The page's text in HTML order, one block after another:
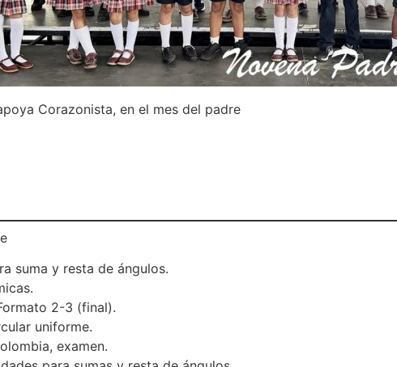
Corazonista, en el mes del padre
suma y resta de ángulos.
2-3 (final).
uniforme.
examen.